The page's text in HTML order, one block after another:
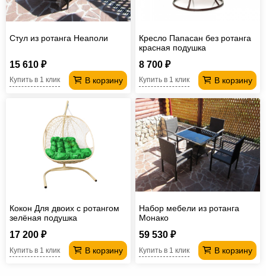
Стул из ротанга Неаполи
15 610 ₽
В корзину
Купить в 1 клик
Кресло Папасан без ротанга
красная подушка
8 700 ₽
В корзину
Купить в 1 клик
Кокон Для двоих с ротангом
зелёная подушка
17 200 ₽
В корзину
Купить в 1 клик
Набор мебели из ротанга
Монако
59 530 ₽
В корзину
Купить в 1 клик